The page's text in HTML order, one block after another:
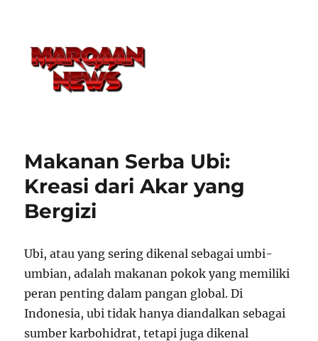
Makanan Serba Ubi:
Kreasi dari Akar yang
Bergizi
Ubi, atau yang sering dikenal sebagai umbi-
umbian, adalah makanan pokok yang memiliki
peran penting dalam pangan global. Di
Indonesia, ubi tidak hanya diandalkan sebagai
sumber karbohidrat, tetapi juga dikenal